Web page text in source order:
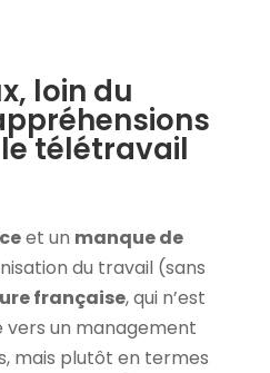
loin du
télétravail
et un manque de
du travail (sans
française, qui n’est
vers un management
mais plutôt en termes